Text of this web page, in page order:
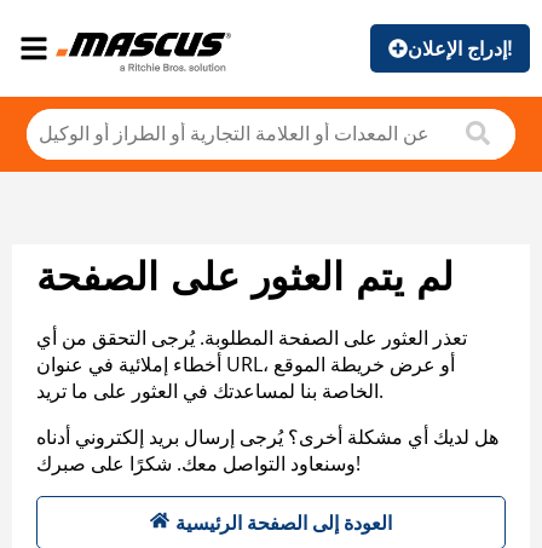
إدراج الإعلان!
لم يتم العثور على الصفحة
تعذر العثور على الصفحة المطلوبة. يُرجى التحقق من أي
أخطاء إملائية في عنوان URL، أو عرض خريطة الموقع
الخاصة بنا لمساعدتك في العثور على ما تريد.
هل لديك أي مشكلة أخرى؟ يُرجى إرسال بريد إلكتروني أدناه
وسنعاود التواصل معك. شكرًا على صبرك!
العودة إلى الصفحة الرئيسية